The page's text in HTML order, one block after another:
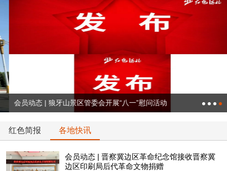
会员动态 | 狼牙山景区管委会开展“八一”慰问活动
红色简报 各地快讯
会员动态 | 晋察冀边区革命纪念馆接收晋察冀
边区印刷局后代革命文物捐赠